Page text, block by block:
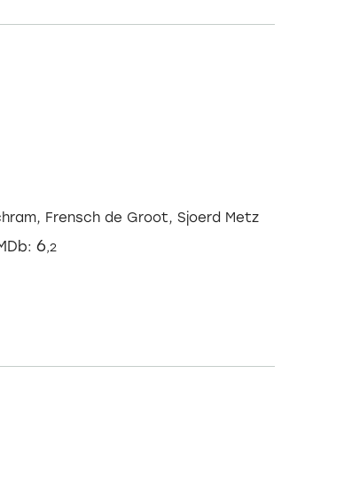
Frensch de Groot, Sjoerd Metz
6,2